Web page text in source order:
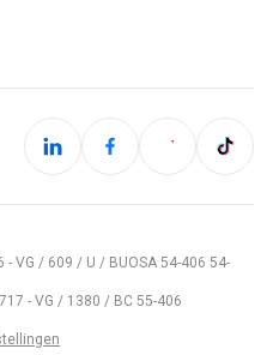
VG / 609 / U / BUOSA 54-406 54-
- VG / 1380 / BC 55-406